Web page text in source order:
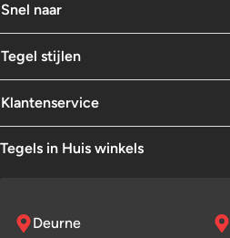
Snel naar
Tegel stijlen
Klantenservice
Tegels in Huis winkels
Deurne